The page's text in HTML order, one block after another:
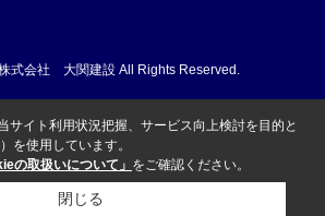
式会社 大関建設 All Rights Reserved.
サイト利用状況把握、サービス向上検討を目的と
を使用しています。
の取扱いについて」 をご確認ください。
閉じる